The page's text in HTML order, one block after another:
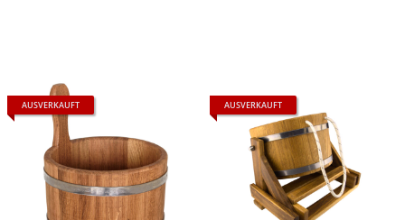
AUSVERKAUFT AUSVERKAUFT